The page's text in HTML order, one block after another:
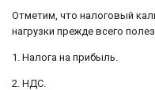
Отметим, что налоговый
нагрузки прежде всего
1. Налога на прибыль.
2. НДС.